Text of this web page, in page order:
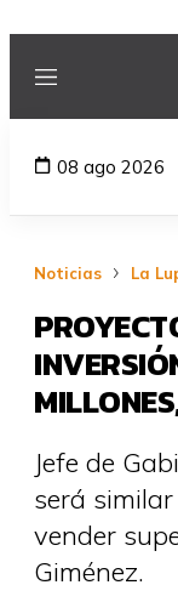
Menú
08 ago 2026
Noticias La
Jefe de
será
vender
Giménez.